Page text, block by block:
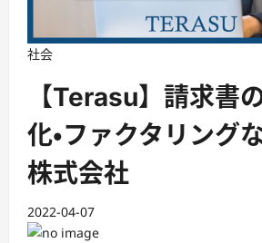
社会
【Terasu】請求書
化・ファクタリング
株式会社
2022-04-07